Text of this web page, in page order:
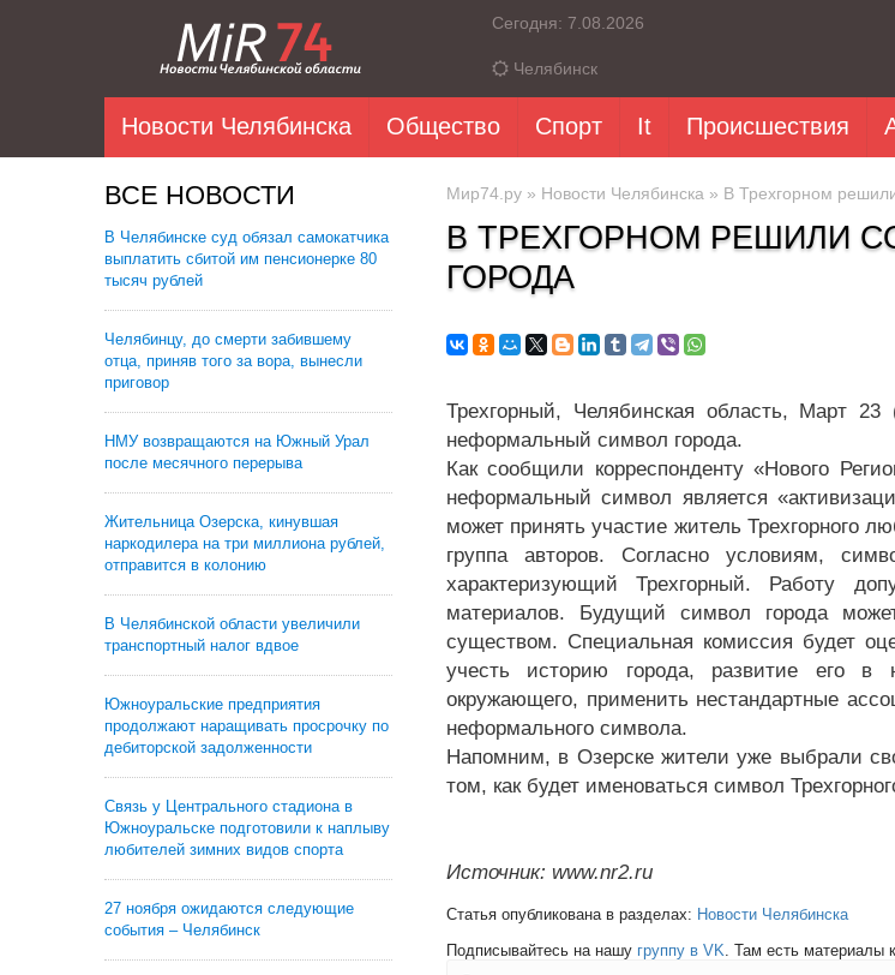
Сегодня: 7.08.2026
Челябинск
Новости Челябинска Общество Спорт It Происшествия
ВСЕ НОВОСТИ
В Челябинске суд обязал самокатчика
выплатить сбитой им пенсионерке 80
тысяч рублей
Челябинцу, до смерти забившему
отца, приняв того за вора, вынесли
приговор
НМУ возвращаются на Южный Урал
после месячного перерыва
Жительница Озерска, кинувшая
наркодилера на три миллиона рублей,
отправится в колонию
В Челябинской области увеличили
транспортный налог вдвое
Южноуральские предприятия
продолжают наращивать просрочку по
дебиторской задолженности
Связь у Центрального стадиона в
Южноуральске подготовили к наплыву
любителей зимних видов спорта
27 ноября ожидаются следующие
события – Челябинск
Мир74.ру » Новости Челябинска » В Трехгорном
В ТРЕХГОРНОМ РЕШИЛИ
ГОРОДА
Трехгорный, Челябинская область, Март
неформальный символ города.
Как сообщили корреспонденту «Нового
неформальный символ является
может принять участие житель Трехгорного
группа авторов. Согласно условиям,
характеризующий Трехгорный. Работу
материалов. Будущий символ города
существом. Специальная комиссия будет
учесть историю города, развитие его в
окружающего, применить нестандартные
неформального символа.
Напомним, в Озерске жители уже выбрали
том, как будет именоваться символ
Источник: www.nr2.ru
Статья опубликована в разделах: Новости Челябинска
Подписывайтесь на нашу группу в VK. Там есть материалы